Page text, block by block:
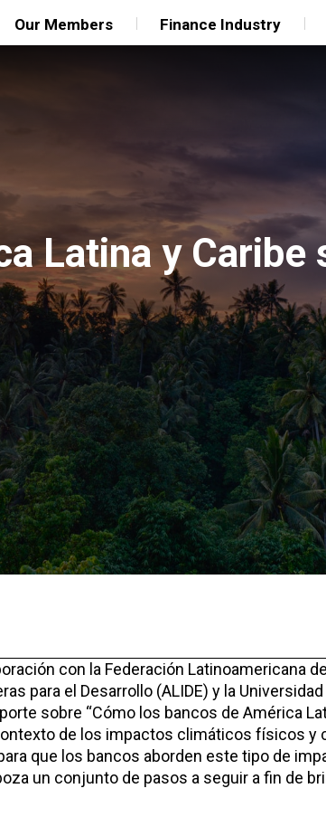
Our Members Finance Industry
Latina y Caribe
con la Federación Latinoamericana
para el Desarrollo (ALIDE) y la Universidad
sobre “Cómo los bancos de América
de los impactos climáticos físicos y
que los bancos aborden este tipo de
un conjunto de pasos a seguir a fin de